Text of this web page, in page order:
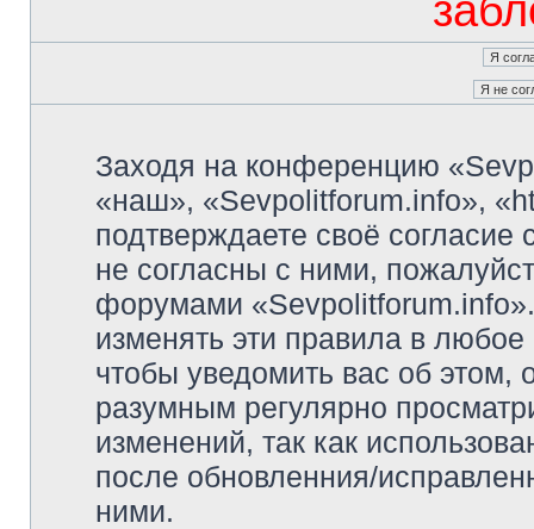
Заходя на конференцию
«наш», «Sevpolitforum.info»,
подтверждаете своё
не согласны с ними,
форумами
изменять эти правила в
чтобы уведомить вас об
разумным регулярно
изменений, так как
после обновленния/
ними.